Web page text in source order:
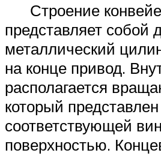
Строение
представляет собой
металлический
на конце привод.
располагается
который
соответствующей
поверхностью.